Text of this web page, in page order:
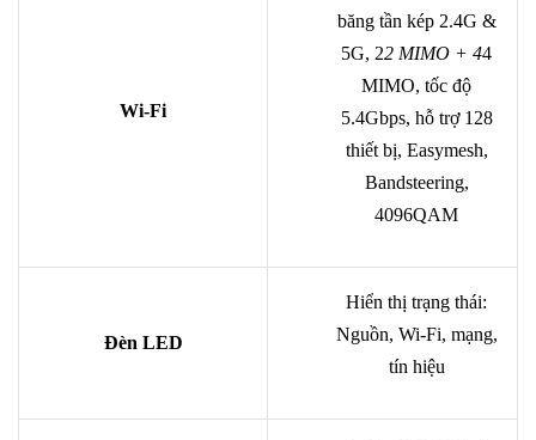
Wi-Fi
băng tần kép 2.4G &
5G, 22 MIMO + 44
MIMO, tốc độ
5.4Gbps, hỗ trợ 128
thiết bị, Easymesh,
Bandsteering,
4096QAM
Đèn LED
Hiển thị trạng thái:
Nguồn, Wi-Fi, mạng,
tín hiệu